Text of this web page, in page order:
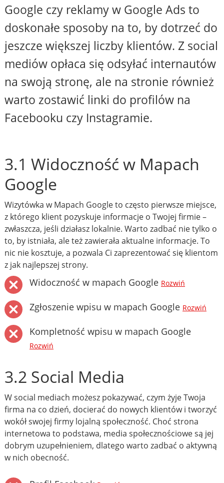
Google czy reklamy w Google Ads to
doskonałe sposoby na to, by dotrzeć do
jeszcze większej liczby klientów. Z social
mediów opłaca się odsyłać internautów
na swoją stronę, ale na stronie również
warto zostawić linki do profilów na
Facebooku czy Instagramie.
3.1 Widoczność w Mapach
Google
Wizytówka w Mapach Google to często pierwsze miejsce,
z którego klient pozyskuje informacje o Twojej firmie –
zwłaszcza, jeśli działasz lokalnie. Warto zadbać nie tylko o
to, by istniała, ale też zawierała aktualne informacje. To
nic nie kosztuje, a pozwala Ci zaprezentować się klientom
z jak najlepszej strony.
Widoczność w mapach Google Rozwiń
Zgłoszenie wpisu w mapach Google Rozwiń
Kompletność wpisu w mapach Google
Rozwiń
3.2 Social Media
W social mediach możesz pokazywać, czym żyje Twoja
firma na co dzień, docierać do nowych klientów i tworzyć
wokół swojej firmy lojalną społeczność. Choć strona
internetowa to podstawa, media społecznościowe są jej
dobrym uzupełnieniem, dlatego warto zadbać o aktywną
w nich obecność.